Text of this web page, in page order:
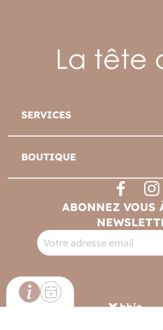
SERVICES
BOUTIQUE
ABONNEZ VOUS